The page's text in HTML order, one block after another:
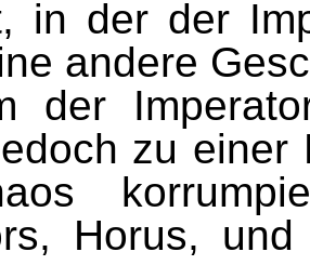
in der der
andere
der
zu einer
Horus,